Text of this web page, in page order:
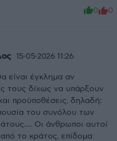
0 0
15·05·2026 11:26
είναι έγκλημα αν
τους δίχως να υπάρξουν
προϋποθέσεις, δηλαδή:
του συνόλου των
Οι άνθρωποι αυτοί
το κράτος, επίδομα